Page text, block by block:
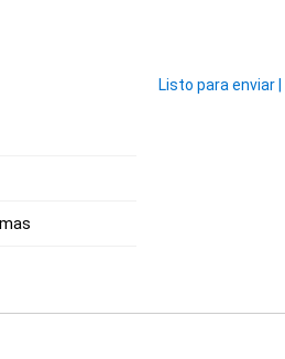
Listo para enviar